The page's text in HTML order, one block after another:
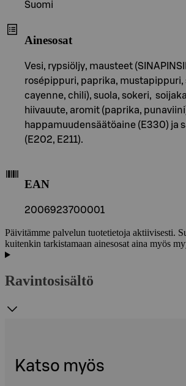
Suomi
Ainesosat
Vesi, rypsiöljy, mausteet
rosépippuri, paprika, mustapippuri,
cayenne, chili), suola, sokeri,
hiivauute, aromit (paprika,
happamuudensäätöaine (E330) ja
(E202, E211).
EAN
2006923700001
Päivitämme palvelun tuotetietoja aktiivisesti.
kuitenkin tarkistamaan ainesosat aina myös
Ravintosisältö
Katso myös